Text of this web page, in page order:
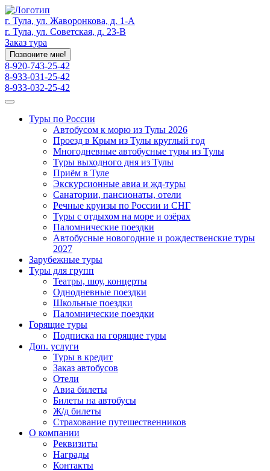
г. Тула, ул. Жаворонкова, д. 1-А
г. Тула, ул. Советская, д. 23-В
Заказ тура
Позвоните мне!
8-920-743-25-42
8-933-031-25-42
8-933-032-25-42
Туры по России
Автобусом к морю из Тулы 2026
Проезд в Крым из Тулы круглый год
Многодневные автобусные туры из Тулы
Туры выходного дня из Тулы
Приём в Туле
Экскурсионные авиа и жд-туры
Санатории, пансионаты, отели
Речные круизы по России и СНГ
Туры с отдыхом на море и озёрах
Паломнические поездки
Автобусные новогодние и рождественские туры
2027
Зарубежные туры
Туры для групп
Театры, шоу, концерты
Однодневные поездки
Школьные поездки
Паломнические поездки
Горящие туры
Подписка на горящие туры
Доп. услуги
Туры в кредит
Заказ автобусов
Отели
Авиа билеты
Билеты на автобусы
Ж/д билеты
Страхование путешественников
О компании
Реквизиты
Награды
Контакты